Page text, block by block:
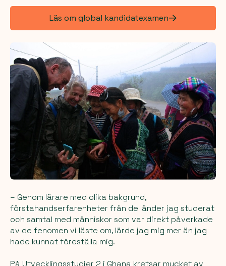
Läs om global kandidatexamen
– Genom lärare med olika bakgrund,
förstahandserfarenheter från de länder jag studerat
och samtal med människor som var direkt påverkade
av de fenomen vi läste om, lärde jag mig mer än jag
hade kunnat föreställa mig.
På Utvecklingsstudier 2 i Ghana kretsar mycket av